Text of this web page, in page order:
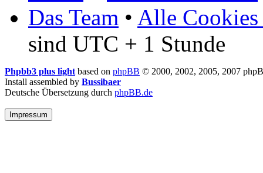
Das Team • Alle Cookies
sind UTC + 1 Stunde
Phpbb3 plus light based on phpBB © 2000, 2002, 2005, 2007
Install assembled by Bussibaer
Deutsche Übersetzung durch phpBB.de